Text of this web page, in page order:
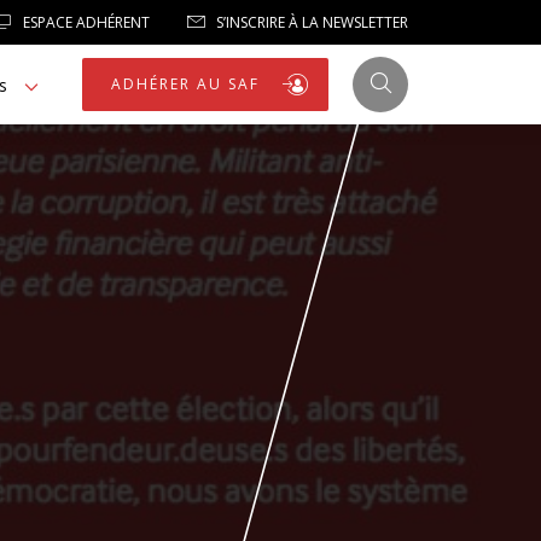
ESPACE ADHÉRENT S’INSCRIRE À LA NEWSLETTER
ADHÉRER AU SAF
JUSTICE
LIBERTÉS PUBLIQUES
LOGEMENT